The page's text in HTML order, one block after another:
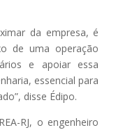
da empresa, é
de uma operação
e apoiar essa
essencial para
disse Édipo.
RJ, o engenheiro